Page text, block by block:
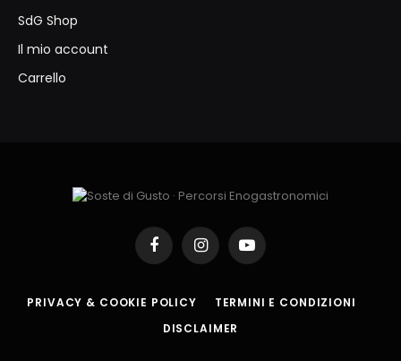
SdG Shop
Il mio account
Carrello
FacebookInstagramYouTube
PRIVACY & COOKIE POLICY
TERMINI E CONDIZIONI
DISCLAIMER